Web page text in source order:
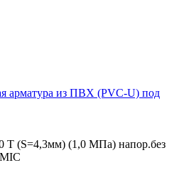
арматура из ПВХ (PVC-U) под
Т (S=4,3мм) (1,0 МПа) напор.без